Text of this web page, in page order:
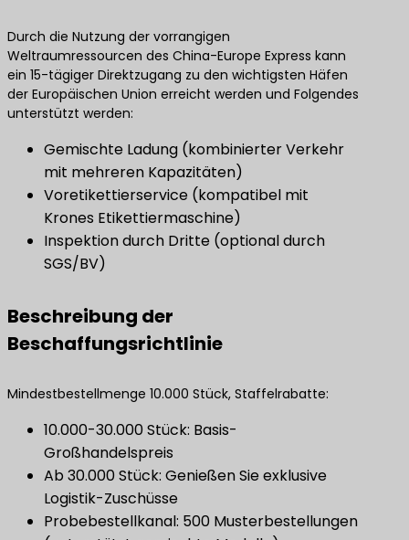
Durch die Nutzung der vorrangigen
Weltraumressourcen des China-Europe Express kann
ein 15-tägiger Direktzugang zu den wichtigsten Häfen
der Europäischen Union erreicht werden und Folgendes
unterstützt werden:
Gemischte Ladung (kombinierter Verkehr
mit mehreren Kapazitäten)
Voretikettierservice (kompatibel mit
Krones Etikettiermaschine)
Inspektion durch Dritte (optional durch
SGS/BV)
Beschreibung der
Beschaffungsrichtlinie
Mindestbestellmenge 10.000 Stück, Staffelrabatte:
10.000-30.000 Stück: Basis-
Großhandelspreis
Ab 30.000 Stück: Genießen Sie exklusive
Logistik-Zuschüsse
Probebestellkanal: 500 Musterbestellungen